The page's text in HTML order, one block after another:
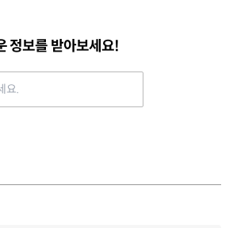
정보를 받아보세요!